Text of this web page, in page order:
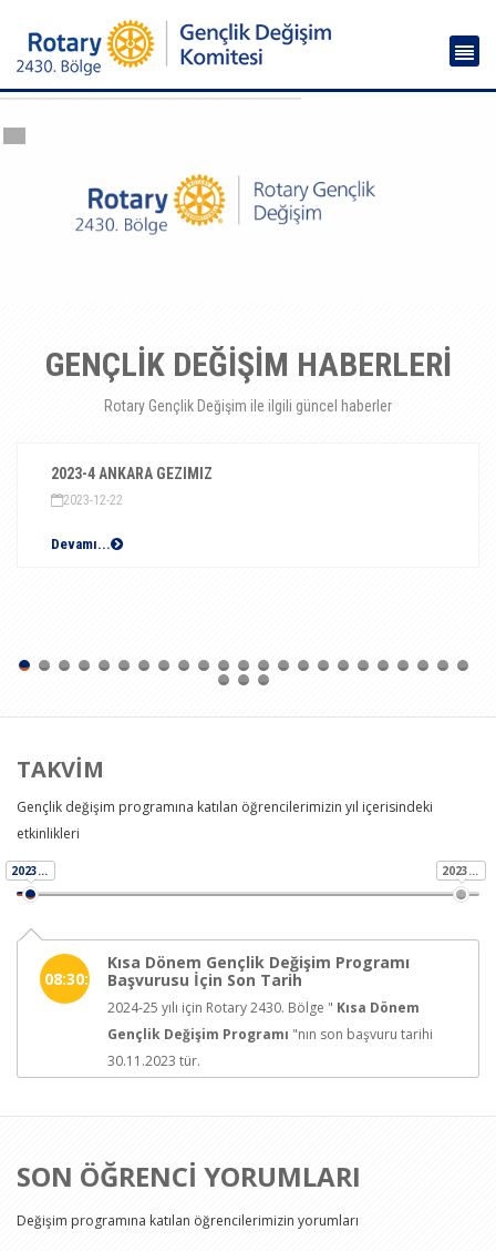
GENÇLİK DEĞİŞİM HABERLERİ
Rotary Gençlik Değişim ile ilgili güncel haberler
2023-4 ANKARA GEZIMIZ
2023-12-22
Devamı...
TAKVİM
Gençlik değişim programına katılan öğrencilerimizin yıl içerisindeki
etkinlikleri
2023-11-01 2023-11-01
08:30:00
Kısa Dönem Gençlik Değişim Programı
Başvurusu İçin Son Tarih
2024-25 yılı için Rotary 2430. Bölge " Kısa Dönem
Gençlik Değişim Programı "nın son başvuru tarihi
30.11.2023 tür.
SON ÖĞRENCİ YORUMLARI
Değişim programına katılan öğrencilerimizin yorumları